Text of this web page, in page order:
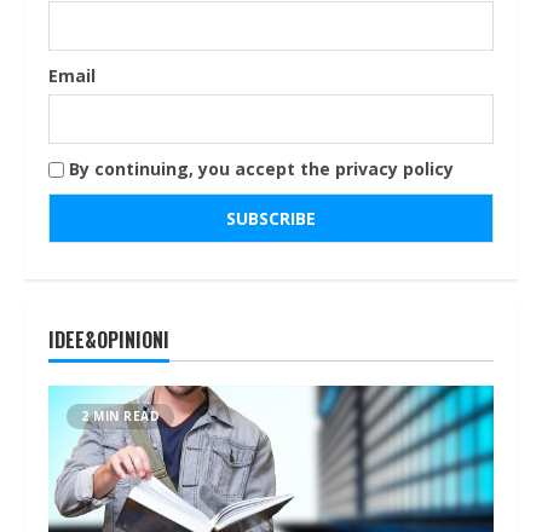
Email
By continuing, you accept the privacy policy
IDEE&OPINIONI
2 MIN READ